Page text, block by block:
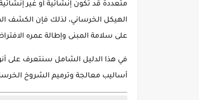
متعددة قد تكون إنشائية أو غير
الهيكل الخرساني، لذلك فإن الكشف
على سلامة المبنى وإطالة عمره
في هذا الدليل الشامل سنتعرف على
أساليب معالجة وترميم الشروخ